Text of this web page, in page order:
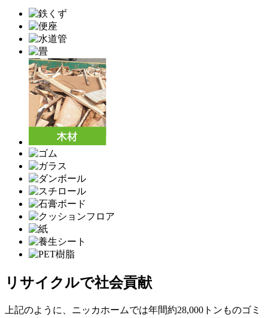
リサイクルで社会貢献
上記のように、ニッカホームでは年間約28,000トンものゴミ